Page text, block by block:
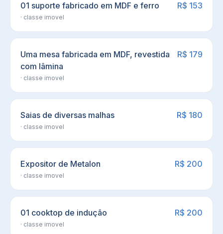
01 suporte fabricado em MDF e ferro
· classe imovel
R$ 153
Uma mesa fabricada em MDF, revestida
com lâmina
· classe imovel
R$ 179
Saias de diversas malhas
· classe imovel
R$ 180
Expositor de Metalon
· classe imovel
R$ 200
01 cooktop de indução
· classe imovel
R$ 200